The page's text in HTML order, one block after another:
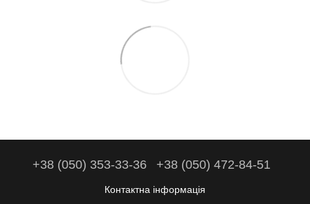
+38 (050) 353-33-36 +38 (050) 472-84-51
Контактна інформація